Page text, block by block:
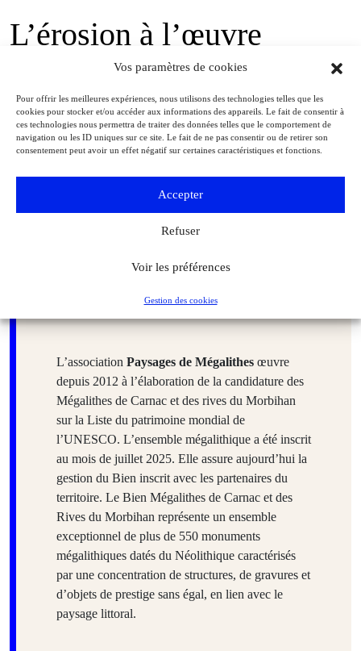
Vos paramètres de cookies
Pour offrir les meilleures expériences, nous utilisons des technologies telles que les
cookies pour stocker et/ou accéder aux informations des appareils. Le fait de consentir à
ces technologies nous permettra de traiter des données telles que le comportement de
navigation ou les ID uniques sur ce site. Le fait de ne pas consentir ou de retirer son
consentement peut avoir un effet négatif sur certaines caractéristiques et fonctions.
Accepter
Refuser
Voir les préférences
Gestion des cookies
L’érosion à l’œuvre
De plus, l’érosion météorique fait lentement, et imperceptiblement,
son œuvre depuis des milliers d’années et altère les surfaces.
Présumée, la présence de gravures sur quelques stèles spécifiques a
pu être confirmée par le programme de numérisation de Serge
Cassen et Valentin Grimaud. Mais ces tracés identifiés sont
qui a disparu et ne permet plus de contribuer à expliquer la
complexité de ce monument sans équivalent. Toutes ces absences
et changements par rapport à ce que fut le site préhistorique (lui-
mégalithes) incitent à la modestie et à la prudence quant aux
L’association Paysages de Mégalithes œuvre
depuis 2012 à l’élaboration de la candidature des
Mégalithes de Carnac et des rives du Morbihan
sur la Liste du patrimoine mondial de
l’UNESCO. L’ensemble mégalithique a été inscrit
au mois de juillet 2025. Elle assure aujourd’hui la
gestion du Bien inscrit avec les partenaires du
territoire. Le Bien Mégalithes de Carnac et des
Rives du Morbihan représente un ensemble
exceptionnel de plus de 550 monuments
mégalithiques datés du Néolithique caractérisés
par une concentration de structures, de gravures et
d’objets de prestige sans égal, en lien avec le
paysage littoral.